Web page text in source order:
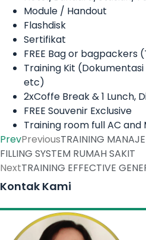
Module / Handout
Flashdisk
Sertifikat
FREE Bag or bagpackers
Training Kit
etc)
2xCoffe Break & 1 Lunch,
FREE Souvenir Exclusive
Training room full AC and
PrevPreviousTRAINING
FILLING SYSTEM RUMAH SAKIT
NextTRAINING EFFECTIVE
Kontak Kami